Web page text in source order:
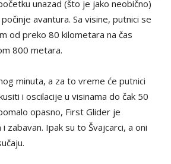
unazad (što je jako neobično)
avantura. Sa visine, putnici se
od preko 80 kilometara na čas
800 metara.
minuta, a za to vreme će putnici
i oscilacije u visinama do čak 50
opasno, First Glider je
zabavan. Ipak su to Švajcarci, a oni